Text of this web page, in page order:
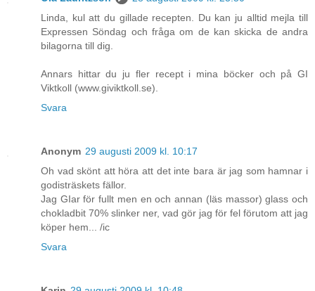
Linda, kul att du gillade recepten. Du kan ju alltid mejla till
Expressen Söndag och fråga om de kan skicka de andra
bilagorna till dig.
Annars hittar du ju fler recept i mina böcker och på GI
Viktkoll (www.giviktkoll.se).
Svara
Anonym 29 augusti 2009 kl. 10:17
Oh vad skönt att höra att det inte bara är jag som hamnar i
godisträskets fällor.
Jag GIar för fullt men en och annan (läs massor) glass och
chokladbit 70% slinker ner, vad gör jag för fel förutom att jag
köper hem... /ic
Svara